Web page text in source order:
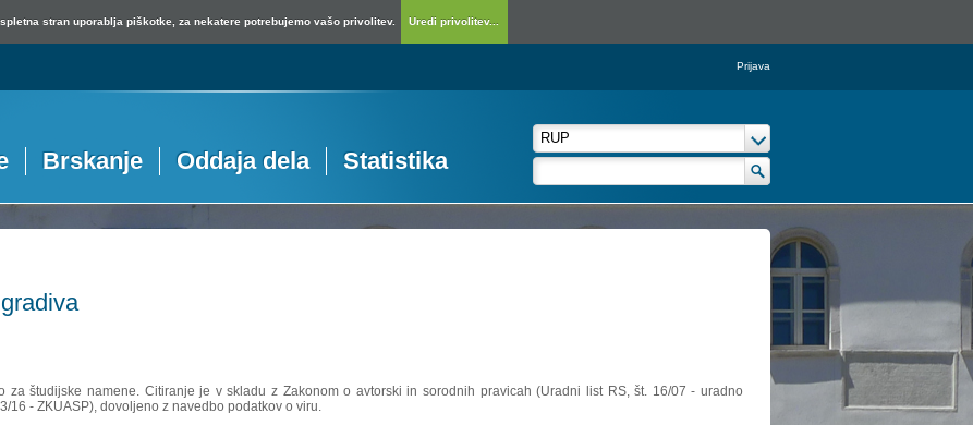
stran uporablja piškotke, za nekatere potrebujemo vašo privolitev. Uredi privolitev...
Prijava
Brskanje Oddaja dela Statistika
za študijske namene. Citiranje je v skladu z Zakonom o avtorski in sorodnih pravicah (Uradni list RS, št. 16/07 - uradno
16 - ZKUASP), dovoljeno z navedbo podatkov o viru.